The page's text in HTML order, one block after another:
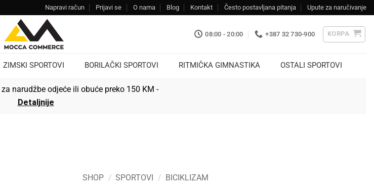
Napravi račun Prijavi se O nama Blog Kontakt Često postavljana pitanja Upute za naručivanje
08:00 - 20:00 +387 32 730-900 KORPA
ZIMSKI SPORTOVI BORILAČKI SPORTOVI RITMIČKA GIMNASTIKA OSTALI SPORTOVI
za narudžbe odjeće ili obuće preko 150 KM -
Detaljnije
SHOP / SPORTOVI / BICIKLIZAM